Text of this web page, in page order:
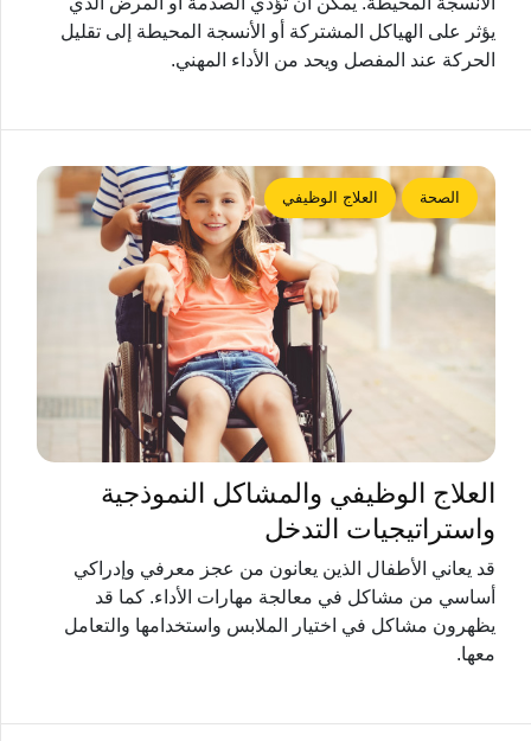
يؤثر على الهياكل المشتركة أو الأنسجة المحيطة إلى تقليل
الحركة عند المفصل ويحد من الأداء المهني.
الصحة العلاج الوظيفي
العلاج الوظيفي والمشاكل النموذجية
واستراتيجيات التدخل
قد يعاني الأطفال الذين يعانون من عجز معرفي وإدراكي
أساسي من مشاكل في معالجة مهارات الأداء. كما قد
يظهرون مشاكل في اختيار الملابس واستخدامها والتعامل
معها.